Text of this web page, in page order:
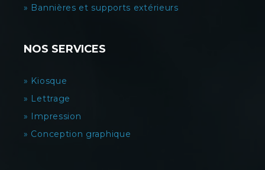
» Bannières et supports extérieurs
NOS SERVICES
» Kiosque
» Lettrage
» Impression
» Conception graphique